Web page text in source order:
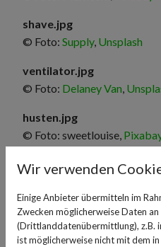
shave.jpg
© Foto: Supply, Unsplash
ventilator.jpg
© Foto: Delaney Van,
husten.jpg
© Foto: sweetlouise,
pills.jpg
schnupfen.jpg
© Foto: Myriams-Fotos,
Wir verwenden
Einige Anbieter übermitteln im
Zwecken möglicherweise Daten
(Drittlanddatenübermittlung), z.B.
ist möglicherweise nicht mit dem